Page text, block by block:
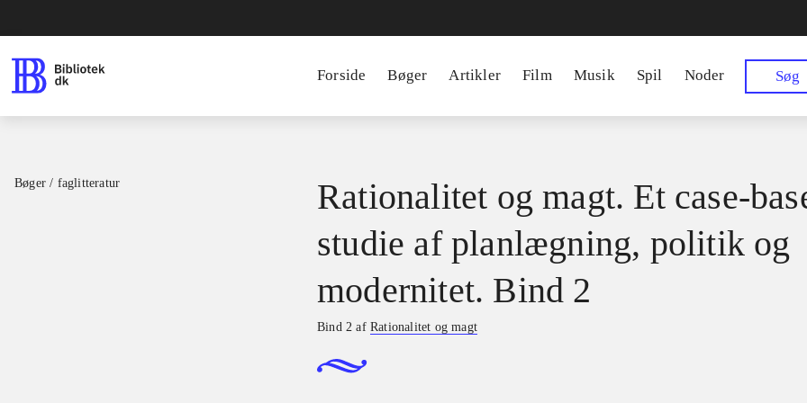
Forside Bøger Artikler Film Musik Spil Noder Søg
Bøger / faglitteratur
Rationalitet og magt. Et case-
studie af planlægning, politik og
modernitet. Bind 2
Bind 2 afRationalitet og magt